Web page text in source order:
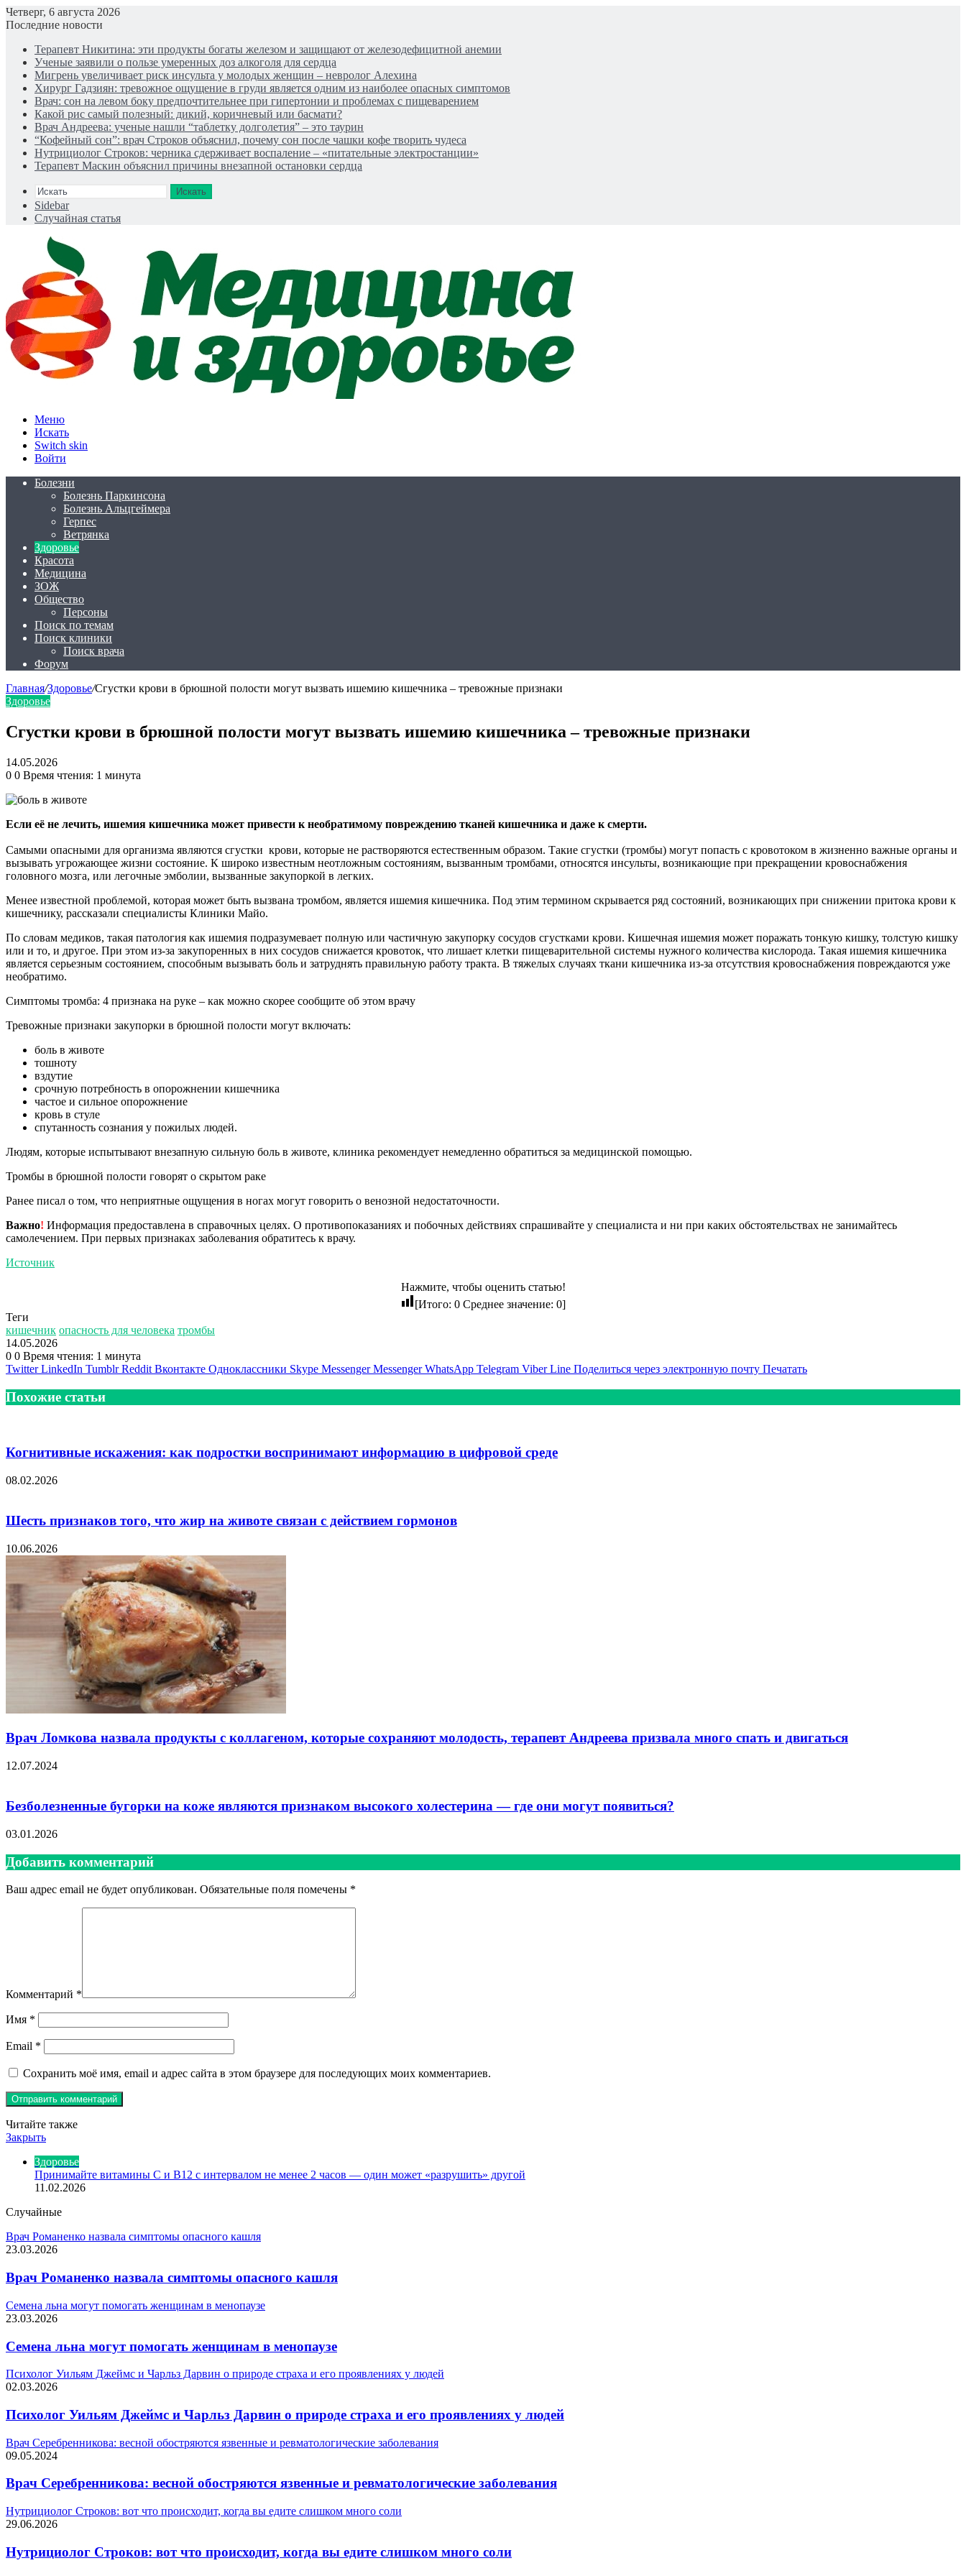
Четверг, 6 августа 2026
Последние новости
Терапевт Никитина: эти продукты богаты железом и защищают от железодефицитной анемии
Ученые заявили о пользе умеренных доз алкоголя для сердца
Мигрень увеличивает риск инсульта у молодых женщин – невролог Алехина
Хирург Гадзиян: тревожное ощущение в груди является одним из наиболее опасных симптомов
Врач: сон на левом боку предпочтительнее при гипертонии и проблемах с пищеварением
Какой рис самый полезный: дикий, коричневый или басмати?
Врач Андреева: ученые нашли “таблетку долголетия” – это таурин
“Кофейный сон”: врач Строков объяснил, почему сон после чашки кофе творить чудеса
Нутрициолог Строков: черника сдерживает воспаление – «питательные электростанции»
Терапевт Маскин объяснил причины внезапной остановки сердца
Искать
Sidebar
Случайная статья
Меню
Искать
Switch skin
Войти
Болезни
Болезнь Паркинсона
Болезнь Альцгеймера
Герпес
Ветрянка
Здоровье
Красота
Медицина
ЗОЖ
Общество
Персоны
Поиск по темам
Поиск клиники
Поиск врача
Форум
Главная/Здоровье/Сгустки крови в брюшной полости могут вызвать ишемию кишечника – тревожные признаки
Здоровье
Сгустки крови в брюшной полости могут вызвать ишемию кишечника – тревожные признаки
14.05.2026
0 0 Время чтения: 1 минута
Если её не лечить, ишемия кишечника может привести к необратимому повреждению тканей кишечника и даже к смерти.
Самыми опасными для организма являются сгустки крови, которые не растворяются естественным образом. Такие сгустки (тромбы) могут попасть с кровотоком в жизненно важные органы и
вызывать угрожающее жизни состояние. К широко известным неотложным состояниям, вызванным тромбами, относятся инсульты, возникающие при прекращении кровоснабжения
головного мозга, или легочные эмболии, вызванные закупоркой в легких.
Менее известной проблемой, которая может быть вызвана тромбом, является ишемия кишечника. Под этим термином скрывается ряд состояний, возникающих при снижении притока крови к
кишечнику, рассказали специалисты Клиники Майо.
По словам медиков, такая патология как ишемия подразумевает полную или частичную закупорку сосудов сгустками крови. Кишечная ишемия может поражать тонкую кишку, толстую кишку
или и то, и другое. При этом из-за закупоренных в них сосудов снижается кровоток, что лишает клетки пищеварительной системы нужного количества кислорода. Такая ишемия кишечника
является серьезным состоянием, способным вызывать боль и затруднять правильную работу тракта. В тяжелых случаях ткани кишечника из-за отсутствия кровоснабжения повреждаются уже
необратимо.
Симптомы тромба: 4 признака на руке – как можно скорее сообщите об этом врачу
Тревожные признаки закупорки в брюшной полости могут включать:
боль в животе
тошноту
вздутие
срочную потребность в опорожнении кишечника
частое и сильное опорожнение
кровь в стуле
спутанность сознания у пожилых людей.
Людям, которые испытывают внезапную сильную боль в животе, клиника рекомендует немедленно обратиться за медицинской помощью.
Тромбы в брюшной полости говорят о скрытом раке
Ранее писал о том, что неприятные ощущения в ногах могут говорить о венозной недостаточности.
Важно! Информация предоставлена в справочных целях. О противопоказаниях и побочных действиях спрашивайте у специалиста и ни при каких обстоятельствах не занимайтесь
самолечением. При первых признаках заболевания обратитесь к врачу.
Источник
Нажмите, чтобы оценить статью!
[Итого: 0 Среднее значение: 0]
Теги
кишечник опасность для человека тромбы
14.05.2026
0 0 Время чтения: 1 минута
Twitter LinkedIn Tumblr Reddit Вконтакте Одноклассники Skype Messenger Messenger WhatsApp Telegram Viber Line Поделиться через электронную почту Печатать
Похожие статьи
Когнитивные искажения: как подростки воспринимают информацию в цифровой среде
08.02.2026
Шесть признаков того, что жир на животе связан с действием гормонов
10.06.2026
Врач Ломкова назвала продукты с коллагеном, которые сохраняют молодость, терапевт Андреева призвала много спать и двигаться
12.07.2024
Безболезненные бугорки на коже являются признаком высокого холестерина — где они могут появиться?
03.01.2026
Добавить комментарий
Ваш адрес email не будет опубликован. Обязательные поля помечены *
Комментарий *
Имя *
Email *
Сохранить моё имя, email и адрес сайта в этом браузере для последующих моих комментариев.
Читайте также
Закрыть
Здоровье
Принимайте витамины С и В12 с интервалом не менее 2 часов — один может «разрушить» другой
11.02.2026
Случайные
Врач Романенко назвала симптомы опасного кашля
23.03.2026
Врач Романенко назвала симптомы опасного кашля
Семена льна могут помогать женщинам в менопаузе
23.03.2026
Семена льна могут помогать женщинам в менопаузе
Психолог Уильям Джеймс и Чарльз Дарвин о природе страха и его проявлениях у людей
02.03.2026
Психолог Уильям Джеймс и Чарльз Дарвин о природе страха и его проявлениях у людей
Врач Серебренникова: весной обостряются язвенные и ревматологические заболевания
09.05.2024
Врач Серебренникова: весной обостряются язвенные и ревматологические заболевания
Нутрициолог Строков: вот что происходит, когда вы едите слишком много соли
29.06.2026
Нутрициолог Строков: вот что происходит, когда вы едите слишком много соли